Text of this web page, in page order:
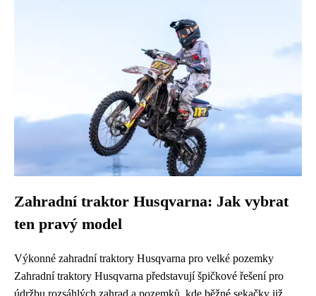
Zahradní traktor Husqvarna: Jak vybrat
ten pravý model
Výkonné zahradní traktory Husqvarna pro velké pozemky
Zahradní traktory Husqvarna představují špičkové řešení pro
údržbu rozsáhlých zahrad a pozemků, kde běžné sekačky již